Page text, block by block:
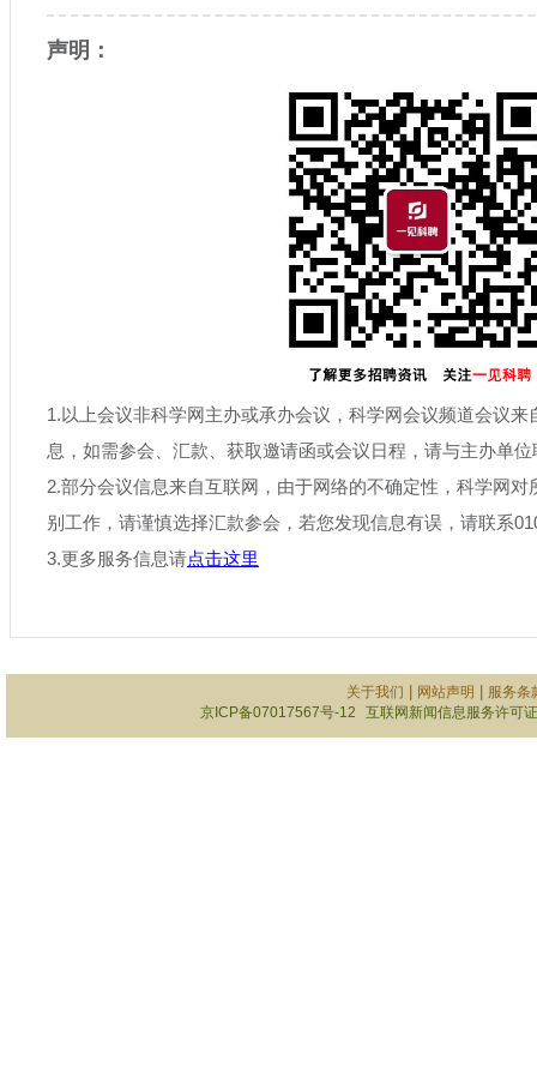
声明：
1.以上会议非科学网主办或承办会议，科学网会议频道会议
息，如需参会、汇款、获取邀请函或会议日程，请与主办单位
2.部分会议信息来自互联网，由于网络的不确定性，科学网
别工作，请谨慎选择汇款参会，若您发现信息有误，请联系
3.更多服务信息请点击这里
关于我们 网站声明
服务条
京ICP备07017567号-12
互联网新闻信息服务许可证